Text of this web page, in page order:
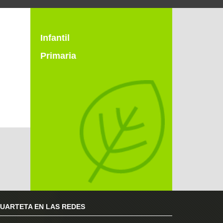
Infantil
Primaria
EN LAS REDES